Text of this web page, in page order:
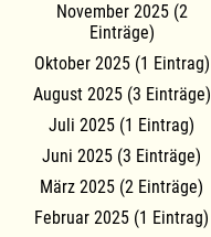
November 2025 (2
Einträge)
Oktober 2025 (1 Eintrag)
August 2025 (3 Einträge)
Juli 2025 (1 Eintrag)
Juni 2025 (3 Einträge)
März 2025 (2 Einträge)
Februar 2025 (1 Eintrag)